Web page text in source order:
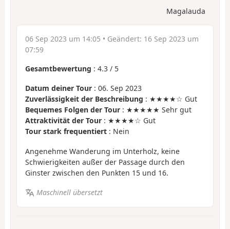
Magalauda
06 Sep 2023 um 14:05 • Geändert: 16 Sep 2023 um
07:59
Gesamtbewertung : 4.3 / 5
Datum deiner Tour : 06. Sep 2023
Zuverlässigkeit der Beschreibung : ★★★★☆ Gut
Bequemes Folgen der Tour : ★★★★★ Sehr gut
Attraktivität der Tour : ★★★★☆ Gut
Tour stark frequentiert : Nein
Angenehme Wanderung im Unterholz, keine
Schwierigkeiten außer der Passage durch den
Ginster zwischen den Punkten 15 und 16.
Maschinell übersetzt